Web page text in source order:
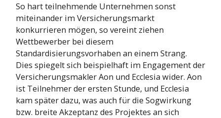
So hart teilnehmende Unternehmen sonst
miteinander im Versicherungsmarkt
konkurrieren mögen, so vereint ziehen
Wettbewerber bei diesem
Standardisierungsvorhaben an einem Strang.
Dies spiegelt sich beispielhaft im Engagement der
Versicherungsmakler Aon und Ecclesia wider. Aon
ist Teilnehmer der ersten Stunde, und Ecclesia
kam später dazu, was auch für die Sogwirkung
bzw. breite Akzeptanz des Projektes an sich